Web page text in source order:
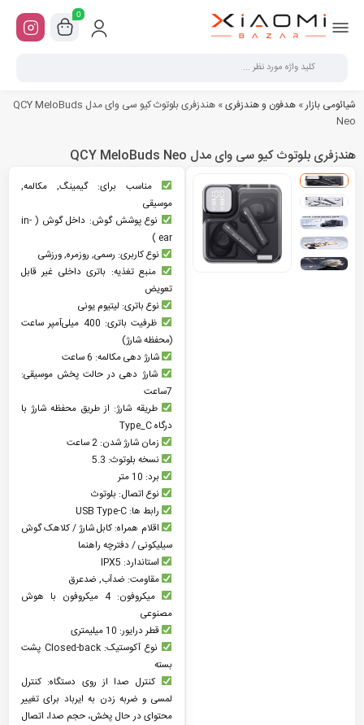
0
شیائومی بازار» هدفون و هندزفری»
هندزفری بلوتوث کیو سی وای مدل QCY MeloBuds
Neo
هندزفری بلوتوث کیو سی وای مدل QCY MeloBuds Neo
مناسب برای: گیمینگ, مکالمه,
موسیقی
نوع پوشش گوش: داخل گوش ( in-
ear )
نوع کاربری: رسمی, روزمره, ورزشی
منبع تغذیه: باتری داخلی غیر قابل
تعویض
نوع باتری: لیتیوم یونی
ظرفیت باتری: 400 میلی‌آمپر ساعت
(محفظه شارژ)
شارژ دهی مکالمه: 6 ساعت
شارژ دهی در حالت پخش موسیقی:
7ساعت
طریقه شارژ: از طریق محفظه شارژ با
درگاه Type_C
زمان شارژ شدن: 2 ساعت
نسخه بلوتوث: 5.3
برد: 10 متر
نوع اتصال: بلوتوث
رابط ها: USB Type-C
اقلام همراه: کابل شارژ / کلاهک گوش
سیلیکونی / دفترچه راهنما
استاندارد: IPX5
مقاومت: ضدآب, ضدعرق
میکروفون: 4 میکروفون با هوش
مصنوعی
قطر درایور: 10 میلیمتری
نوع آکوستیک: Closed-back پشت
بسته
کنترل صدا از روی دستگاه: کنترل
لمسی و ضربه زدن به ایرباد برای تغییر
محتوای در حال پخش، حجم صدا، اتصال